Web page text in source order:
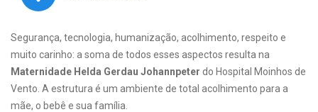
Segurança, tecnologia, humanização, acolhimento, respeito e
muito carinho: a soma de todos esses aspectos resulta na
Maternidade Helda Gerdau Johannpeter do Hospital Moinhos de
Vento. A estrutura é um ambiente de total acolhimento para a
mãe, o bebê e sua família.